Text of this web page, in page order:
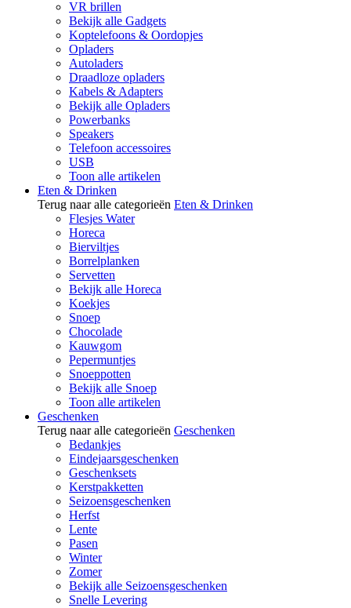
VR brillen
Bekijk alle Gadgets
Koptelefoons & Oordopjes
Opladers
Autoladers
Draadloze opladers
Kabels & Adapters
Bekijk alle Opladers
Powerbanks
Speakers
Telefoon accessoires
USB
Toon alle artikelen
Eten & Drinken
Terug naar alle categorieën Eten & Drinken
Flesjes Water
Horeca
Bierviltjes
Borrelplanken
Servetten
Bekijk alle Horeca
Koekjes
Snoep
Chocolade
Kauwgom
Pepermuntjes
Snoeppotten
Bekijk alle Snoep
Toon alle artikelen
Geschenken
Terug naar alle categorieën Geschenken
Bedankjes
Eindejaarsgeschenken
Geschenksets
Kerstpakketten
Seizoensgeschenken
Herfst
Lente
Pasen
Winter
Zomer
Bekijk alle Seizoensgeschenken
Snelle Levering